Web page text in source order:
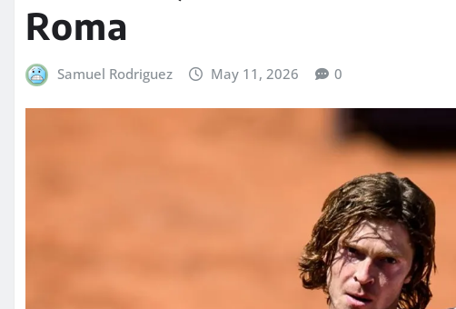
Roma
Samuel Rodriguez May 11, 2026 0